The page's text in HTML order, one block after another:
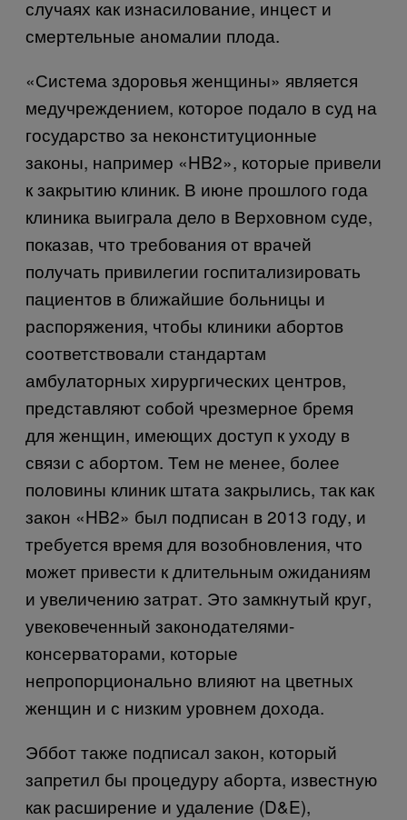
случаях как изнасилование, инцест и
смертельные аномалии плода.
«Система здоровья женщины» является
медучреждением, которое подало в суд на
государство за неконституционные
законы, например «HB2», которые привели
к закрытию клиник. В июне прошлого года
клиника выиграла дело в Верховном суде,
показав, что требования от врачей
получать привилегии госпитализировать
пациентов в ближайшие больницы и
распоряжения, чтобы клиники абортов
соответствовали стандартам
амбулаторных хирургических центров,
представляют собой чрезмерное бремя
для женщин, имеющих доступ к уходу в
связи с абортом. Тем не менее, более
половины клиник штата закрылись, так как
закон «HB2» был подписан в 2013 году, и
требуется время для возобновления, что
может привести к длительным ожиданиям
и увеличению затрат. Это замкнутый круг,
увековеченный законодателями-
консерваторами, которые
непропорционально влияют на цветных
женщин и с низким уровнем дохода.
Эббот также подписал закон, который
запретил бы процедуру аборта, известную
как расширение и удаление (D&E),